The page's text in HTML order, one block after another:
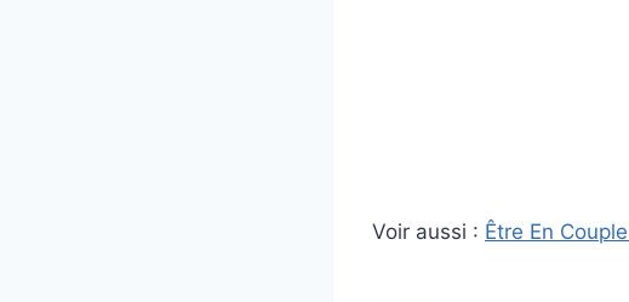
Voir aussi : Être En